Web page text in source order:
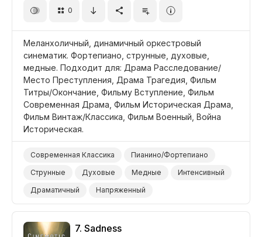
0
Меланхоличный, динамичный оркестровый
синематик. Фортепиано, струнные, духовые,
медные. Подходит для: Драма Расследование/
Место Преступления, Драма Трагедия, Фильм
Титры/Окончание, Фильму Вступление, Фильм
Современная Драма, Фильм Историческая Драма,
Фильм Винтаж/Классика, Фильм Военный, Война
Историческая.
Современная Классика
Пианино/Фортепиано
Струнные
Духовые Медные
Интенсивный
Драматичный
Напряженный
Неизвестность/Саспенс
Зловещий/Угрожающий
Таинственный
Темный/Мрачный
7. Sadness